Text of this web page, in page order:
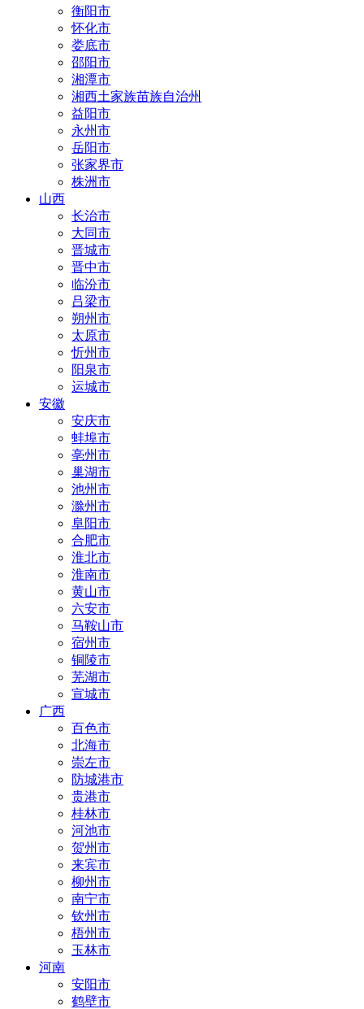
衡阳市
怀化市
娄底市
邵阳市
湘潭市
湘西土家族苗族自治州
益阳市
永州市
岳阳市
张家界市
株洲市
山西
长治市
大同市
晋城市
晋中市
临汾市
吕梁市
朔州市
太原市
忻州市
阳泉市
运城市
安徽
安庆市
蚌埠市
亳州市
巢湖市
池州市
滁州市
阜阳市
合肥市
淮北市
淮南市
黄山市
六安市
马鞍山市
宿州市
铜陵市
芜湖市
宣城市
广西
百色市
北海市
崇左市
防城港市
贵港市
桂林市
河池市
贺州市
来宾市
柳州市
南宁市
钦州市
梧州市
玉林市
河南
安阳市
鹤壁市